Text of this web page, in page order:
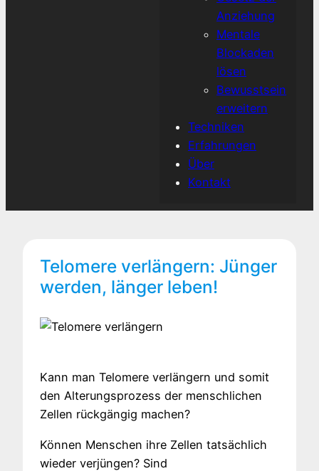
Anziehung
Mentale
Blockaden
lösen
Bewusstsein
erweitern
Techniken
Erfahrungen
Über
Kontakt
Telomere verlängern: Jünger
werden, länger leben!
Kann man Telomere verlängern und somit
den Alterungsprozess der menschlichen
Zellen rückgängig machen?
Können Menschen ihre Zellen tatsächlich
wieder verjüngen? Sind